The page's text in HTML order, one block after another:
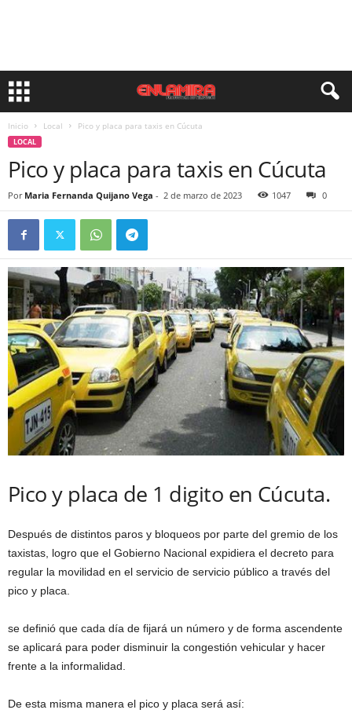
Inicio Local Pico y placa para taxis en Cúcuta
LOCAL
Pico y placa para taxis en Cúcuta
Por Maria Fernanda Quijano Vega - 2 de marzo de 2023 1047 0
Pico y placa de 1 digito en Cúcuta.
Después de distintos paros y bloqueos por parte del gremio de los
taxistas, logro que el Gobierno Nacional expidiera el decreto para
regular la movilidad en el servicio de servicio público a través del
pico y placa.
se definió que cada día de fijará un número y de forma ascendente
se aplicará para poder disminuir la congestión vehicular y hacer
frente a la informalidad.
De esta misma manera el pico y placa será así: